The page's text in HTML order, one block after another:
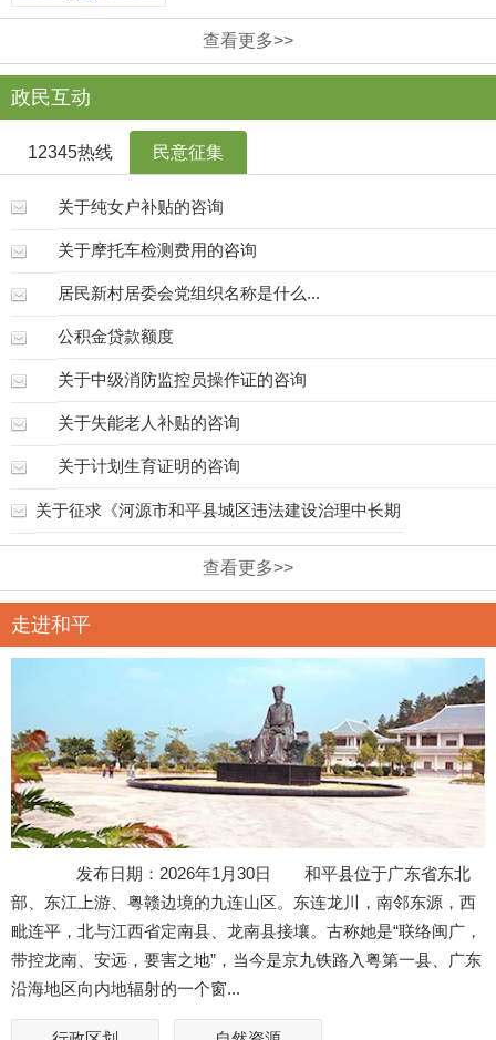
查看更多>>
政民互动
12345热线 民意征集
关于纯女户补贴的咨询
关于摩托车检测费用的咨询
居民新村居委会党组织名称是什么...
公积金贷款额度
关于中级消防监控员操作证的咨询
关于失能老人补贴的咨询
关于计划生育证明的咨询
关于征求《河源市和平县城区违法建设治理中长期
体、重点优抚...
关于征求《和平县农村公益性公墓管理办法》（征
求意见稿）...
关于公开征求《县城福和大道、工业一路、商业步
关于公开征求《和平县推动新上规模以上服务业、
限额以上商...
和平县自然资源局关于征求《河源市和平县征收地
上附着物和...
关于公开征集《关于征求和平县涉河建设项目管理
规定》（征...
查看更多>>
走进和平
发布日期：2026年1月30日 和平县位于广东省东北
部、东江上游、粤赣边境的九连山区。东连龙川，南邻东源，西
毗连平，北与江西省定南县、龙南县接壤。古称她是“联络闽广，
带控龙南、安远，要害之地”，当今是京九铁路入粤第一县、广东
沿海地区向内地辐射的一个窗...